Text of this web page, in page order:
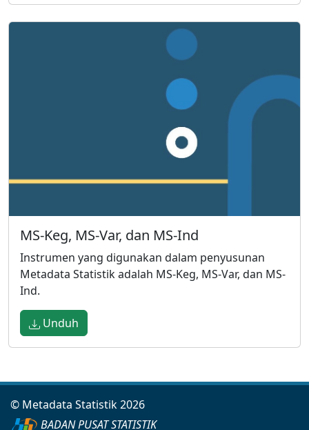
MS-Keg, MS-Var, dan MS-Ind
Instrumen yang digunakan dalam penyusunan
Metadata Statistik adalah MS-Keg, MS-Var, dan MS-
Ind.
Unduh
© Metadata Statistik 2026
BADAN PUSAT STATISTIK